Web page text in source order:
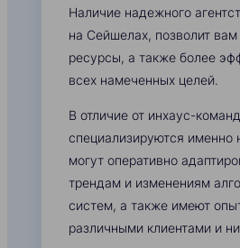
Наличие надежного
на Сейшелах, позволит
ресурсы, а также более
всех намеченных целей.
В отличие от инхаус-
специализируются именно
могут оперативно
трендам и изменениям
систем, а также имеют
различными клиентами и